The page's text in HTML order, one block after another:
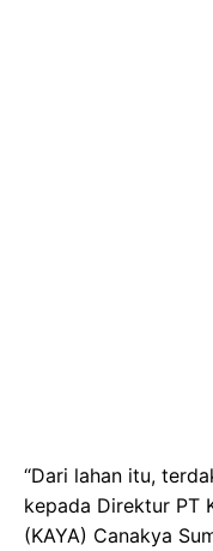
“Dari lahan itu,
kepada Direktur PT
(KAYA) Canakya